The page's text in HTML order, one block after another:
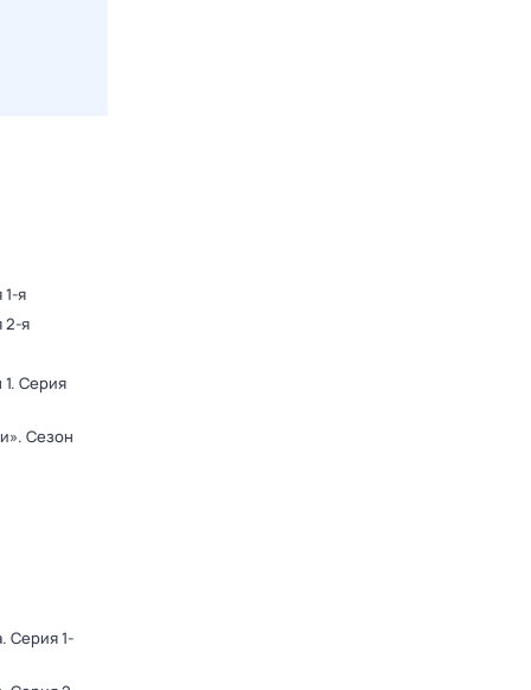
1-я
2-я
. Серия
. Сезон
. Серия 1-